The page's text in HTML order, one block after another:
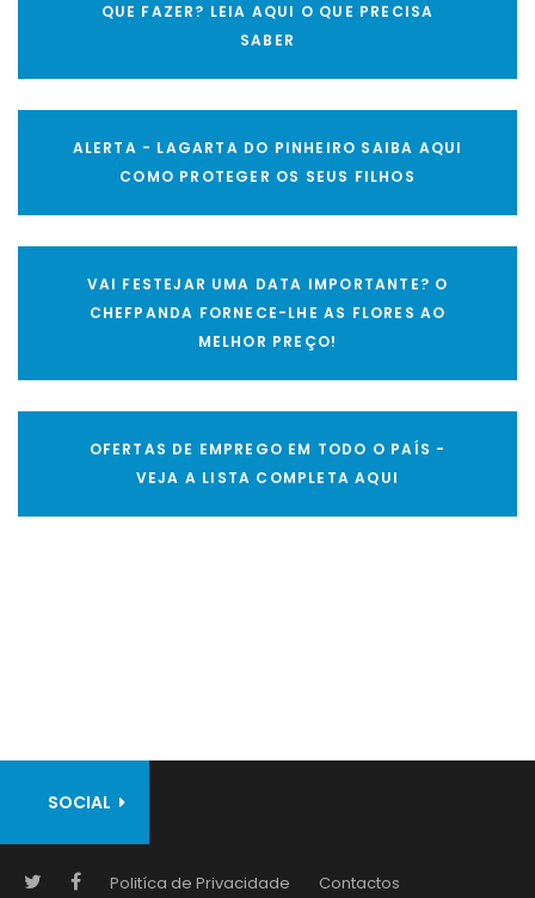
QUE FAZER? LEIA AQUI O QUE PRECISA
SABER
ALERTA - LAGARTA DO PINHEIRO SAIBA AQUI
COMO PROTEGER OS SEUS FILHOS
VAI FESTEJAR UMA DATA IMPORTANTE? O
CHEFPANDA FORNECE-LHE AS FLORES AO
MELHOR PREÇO!
OFERTAS DE EMPREGO EM TODO O PAÍS -
VEJA A LISTA COMPLETA AQUI
SOCIAL
Politíca de Privacidade Contactos